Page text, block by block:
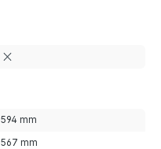
594 mm
567 mm